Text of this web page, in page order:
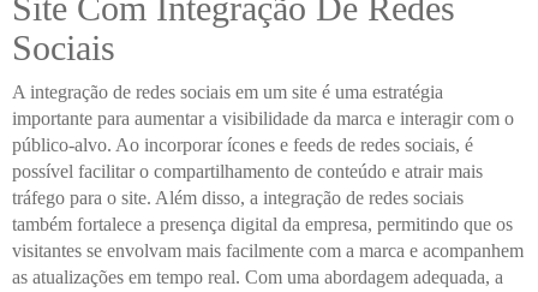
Site Com Integração De Redes
Sociais
A integração de redes sociais em um site é uma estratégia
importante para aumentar a visibilidade da marca e interagir com o
público-alvo. Ao incorporar ícones e feeds de redes sociais, é
possível facilitar o compartilhamento de conteúdo e atrair mais
tráfego para o site. Além disso, a integração de redes sociais
também fortalece a presença digital da empresa, permitindo que os
visitantes se envolvam mais facilmente com a marca e acompanhem
as atualizações em tempo real. Com uma abordagem adequada, a